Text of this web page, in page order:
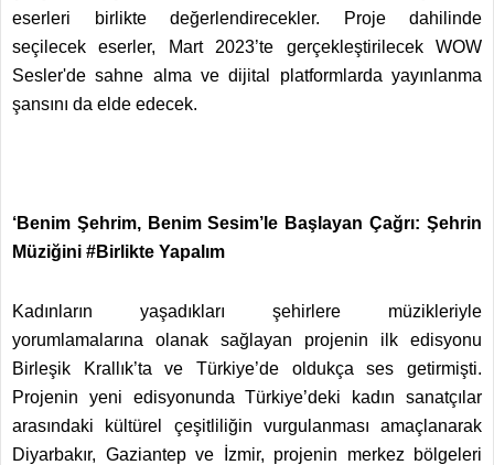
eserleri birlikte değerlendirecekler. Proje dahilinde
seçilecek eserler, Mart 2023’te gerçekleştirilecek WOW
Sesler'de sahne alma ve dijital platformlarda yayınlanma
şansını da elde edecek.
‘Benim Şehrim, Benim Sesim’le Başlayan Çağrı: Şehrin
Müziğini #Birlikte Yapalım
Kadınların yaşadıkları şehirlere müzikleriyle
yorumlamalarına olanak sağlayan projenin ilk edisyonu
Birleşik Krallık’ta ve Türkiye’de oldukça ses getirmişti.
Projenin yeni edisyonunda Türkiye’deki kadın sanatçılar
arasındaki kültürel çeşitliliğin vurgulanması amaçlanarak
Diyarbakır, Gaziantep ve İzmir, projenin merkez bölgeleri